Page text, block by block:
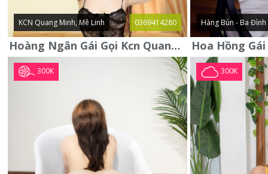
KCN Quang Minh, Mê Linh 0369414280
Hoàng Ngân Gái Gọi Kcn Quang Minh - Mê Linh . Hàng Vip Lần Đầu
Hàng Bún - Ba Đình
300K 300K